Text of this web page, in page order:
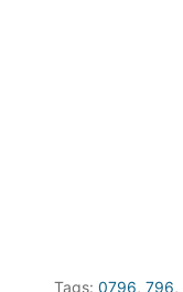
Tags: 0796, 796,